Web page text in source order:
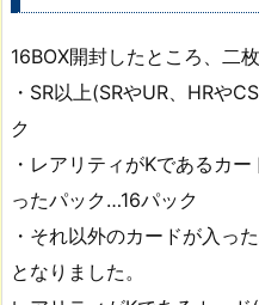
16BOX開封したところ、二
・SR以上(SRやUR、HRや
ク
・レアリティがKであるカ
ったパック…16パック
・それ以外のカードが入っ
となりました。